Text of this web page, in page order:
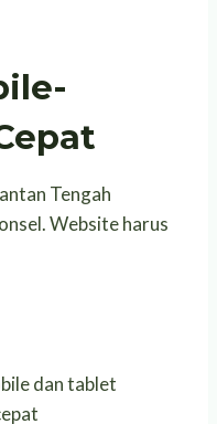
Tengah
Website harus
dan tablet